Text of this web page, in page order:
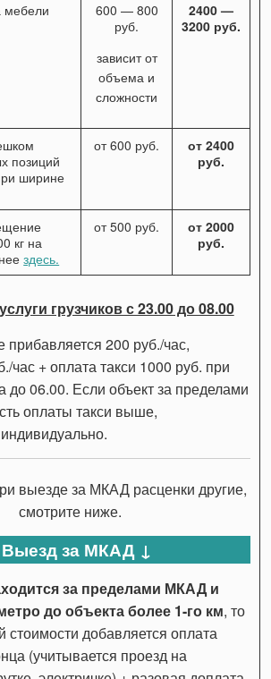
мебели
600 — 800
руб.
зависит от
объема и
сложности
2400 —
3200 руб.
позиций
ширине
от 600 руб.
от 2400
руб.
кг на
здесь.
от 500 руб.
от 2000
руб.
грузчиков с 23.00 до 08.00
прибавляется 200 руб./час,
час + оплата такси 1000 руб. при
до 06.00. Если объект за пределами
оплаты такси выше,
выезде за МКАД расценки другие,
смотрите ниже.
Выезд за МКАД ↓
за пределами МКАД и
до объекта более 1-го км, то
стоимости добавляется оплата
(учитывается проезд на